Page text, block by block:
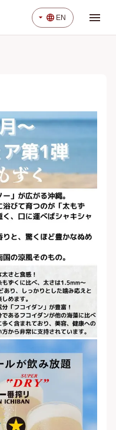
arrow_drop_down language EN menu